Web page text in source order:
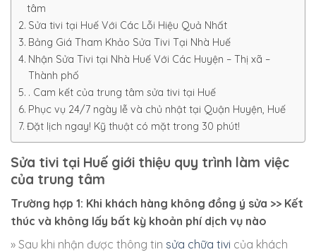
tâm
Sửa tivi tại Huế Với Các Lỗi Hiệu Quả Nhất
Bảng Giá Tham Khảo Sửa Tivi Tại Nhà Huế
Nhận Sửa Tivi tại Nhà Huế Với Các Huyện – Thị xã –
Thành phố
. Cam kết của trung tâm sửa tivi tại Huế
Phục vụ 24/7 ngày lễ và chủ nhật tại Quận Huyện, Huế
Đặt lịch ngay! Kỹ thuật có mặt trong 30 phút!
Sửa tivi tại Huế giới thiệu quy trình làm việc
của trung tâm
Trường hợp 1: Khi khách hàng không đồng ý sửa >> Kết
thúc và không lấy bất kỳ khoản phí dịch vụ nào
» Sau khi nhận được thông tin sửa chữa tivi của khách